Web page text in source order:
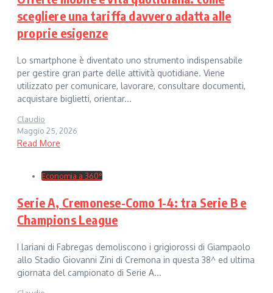
scegliere una tariffa davvero adatta alle
proprie esigenze
Lo smartphone è diventato uno strumento indispensabile
per gestire gran parte delle attività quotidiane. Viene
utilizzato per comunicare, lavorare, consultare documenti,
acquistare biglietti, orientar...
Claudio
Maggio 25, 2026
Read More
Economia a 360°
Serie A, Cremonese-Como 1-4: tra Serie B e
Champions League
I lariani di Fabregas demoliscono i grigiorossi di Giampaolo
allo Stadio Giovanni Zini di Cremona in questa 38^ ed ultima
giornata del campionato di Serie A...